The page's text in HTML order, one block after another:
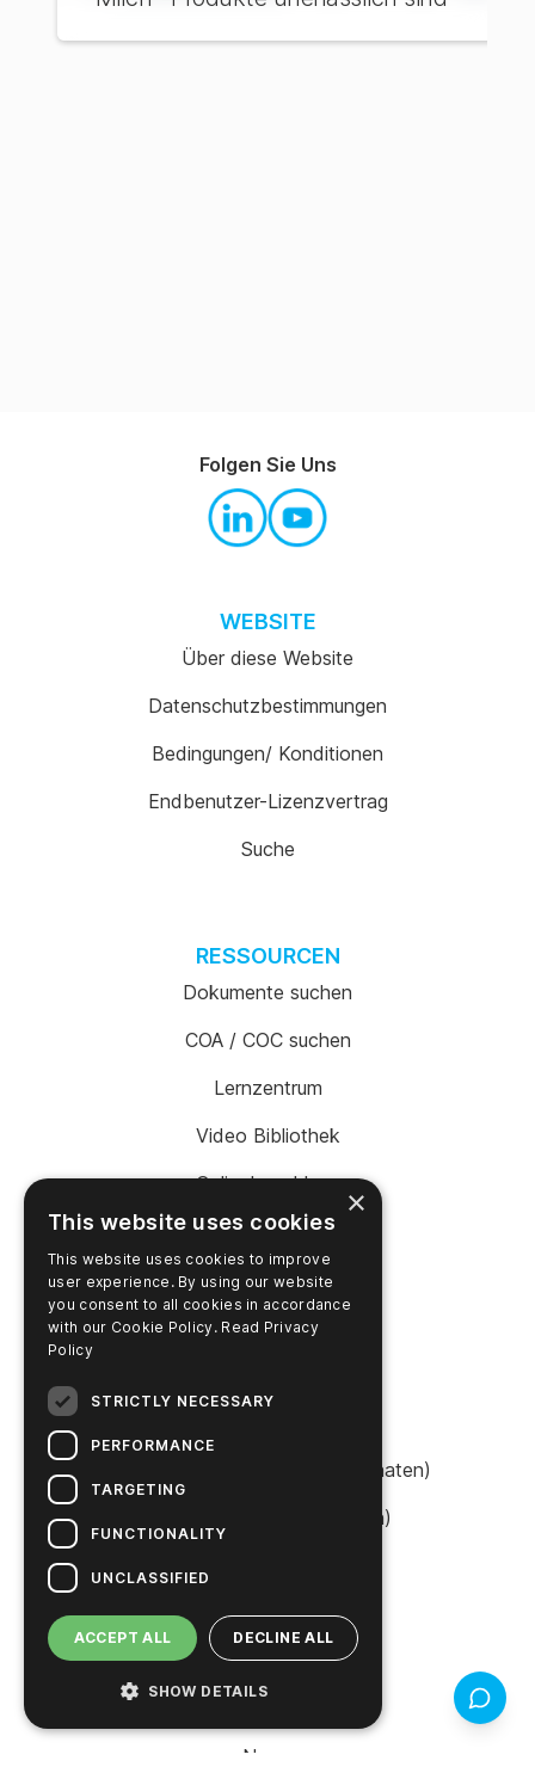
WEBSITE
Über diese Website
Datenschutzbestimmungen
Bedingungen/ Konditionen
Endbenutzer-Lizenzvertrag
Suche
RESSOURCEN
Dokumente suchen
COA / COC suchen
Lernzentrum
Video Bibliothek
Onlinebezahlung
PRODUKTE
Support
Online einkaufen (Vereinigte Staaten)
Online einkaufen (Australien)
UNTERNEHMEN
Kontaktieren Sie uns
News
Folgen Sie Uns
×
This website uses cookies
This website uses cookies to improve
user experience. By using our website
you consent to all cookies in accordance
with our Cookie Policy. Read Privacy
Policy
STRICTLY NECESSARY
PERFORMANCE
TARGETING
FUNCTIONALITY
UNCLASSIFIED
ACCEPT ALL DECLINE ALL
SHOW DETAILS